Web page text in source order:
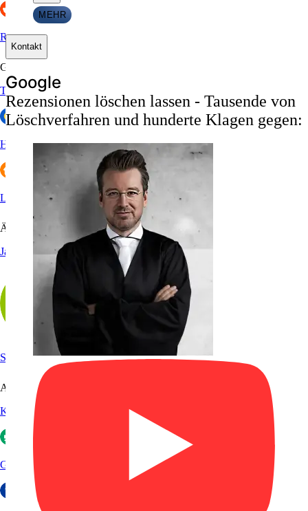
Reddit
Gastronomie & Hotels
Tripadvisor
HolidayCheck
Lieferando
Ärzte
Jameda
Sanego
Arbeitgeberportale
Kununu
Glassdoor
MEHR
Kontakt
Google
Rezensionen löschen lassen - Tausende von
Löschverfahren und hunderte Klagen gegen: